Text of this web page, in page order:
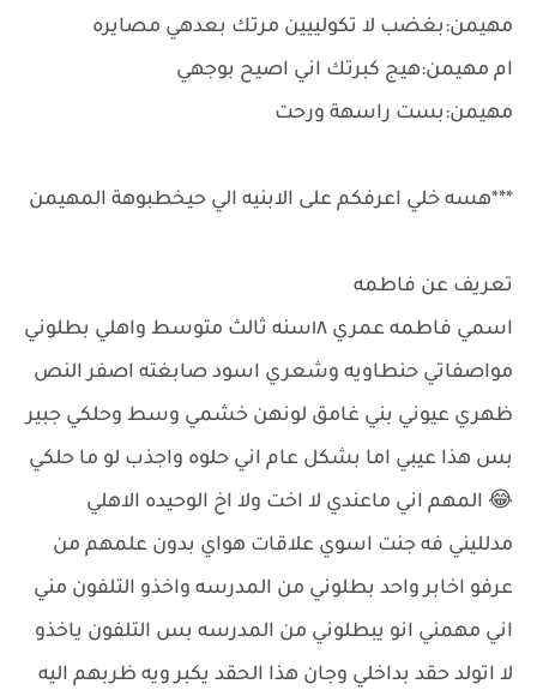
مهيمن:بغضب لا تكولييين مرتك بعدهي مصايره
ام مهيمن:هيج كبرتك اني اصيح بوجهي
مهيمن:بست راسهة ورحت
***هسه خلي اعرفكم على الابنيه الي حيخطبوهة المهيمن
تعريف عن فاطمه
اسمي فاطمه عمري ١٨سنه ثالث متوسط واهلي بطلوني
مواصفاتي حنطاويه وشعري اسود صابغته اصفر النص
ظهري عيوني بني غامق لونهن خشمي وسط وحلكي جبير
بس هذا عيبي اما بشكل عام اني حلوه واجذب لو ما حلكي
😂 المهم اني ماعندي لا اخت ولا اخ الوحيده الاهلي
مدلليني فه جنت اسوي علاقات هواي بدون علمهم من
عرفو اخابر واحد بطلوني من المدرسه واخذو التلفون مني
اني مهمني انو يبطلوني من المدرسه بس التلفون ياخذو
لا اتولد حقد بداخلي وجان هذا الحقد يكبر ويه ظربهم اليه